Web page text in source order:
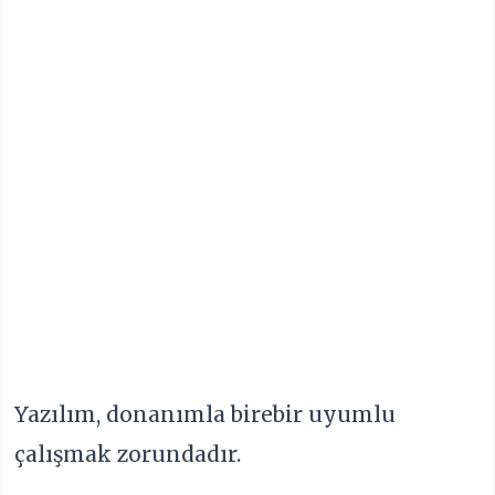
Yazılım, donanımla birebir uyumlu
çalışmak zorundadır.